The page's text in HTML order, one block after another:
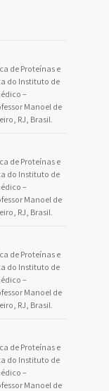
de Proteínas e
do Instituto de
–
Manoel de
RJ, Brasil.
de Proteínas e
do Instituto de
–
Manoel de
RJ, Brasil.
de Proteínas e
do Instituto de
–
Manoel de
RJ, Brasil.
de Proteínas e
do Instituto de
–
Manoel de